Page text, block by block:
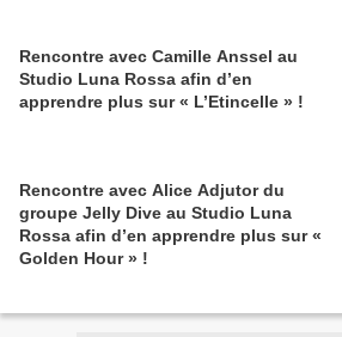
Rencontre avec Camille Anssel au
Studio Luna Rossa afin d’en
apprendre plus sur « L’Etincelle » !
Rencontre avec Alice Adjutor du
groupe Jelly Dive au Studio Luna
Rossa afin d’en apprendre plus sur «
Golden Hour » !